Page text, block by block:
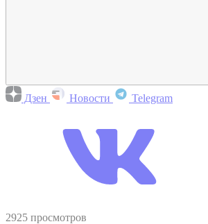
Дзен Новости Telegram
2925 просмотров